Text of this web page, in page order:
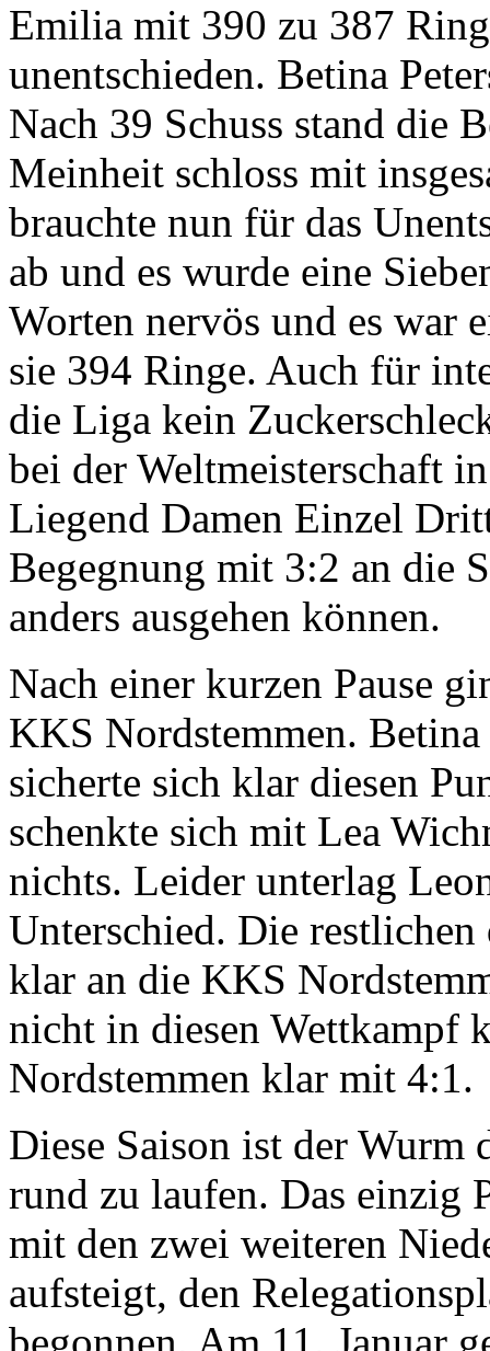
Emilia mit 390 zu 387
unentschieden. Betina
Nach 39 Schuss stand die
Meinheit schloss mit
brauchte nun für das
ab und es wurde eine
Worten nervös und es war
sie 394 Ringe. Auch für
die Liga kein
bei der Weltmeisterschaft
Liegend Damen Einzel
Begegnung mit 3:2 an die
anders ausgehen können.
Nach einer kurzen Pause
KKS Nordstemmen.
sicherte sich klar diesen
schenkte sich mit Lea
nichts. Leider unterlag
Unterschied. Die
klar an die KKS
nicht in diesen Wettkampf
Nordstemmen klar mit 4:1.
Diese Saison ist der
rund zu laufen. Das einzig
mit den zwei weiteren
aufsteigt, den